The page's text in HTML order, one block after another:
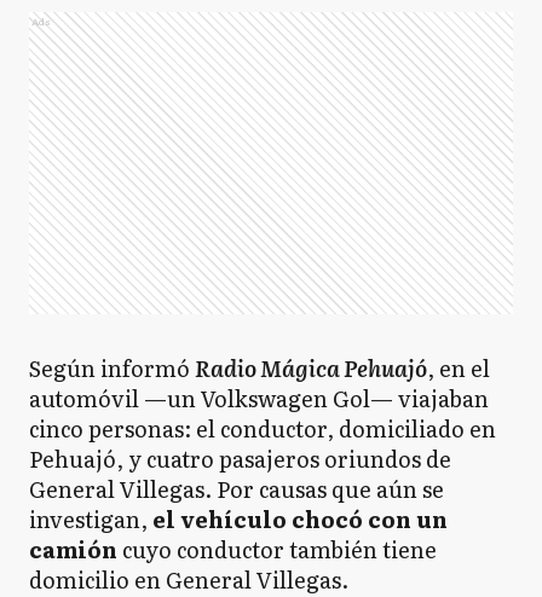
Ads
Según informóRadio Mágica Pehuajó, en el
automóvil —un Volkswagen Gol— viajaban
cinco personas: el conductor, domiciliado en
Pehuajó, y cuatro pasajeros oriundos de
General Villegas. Por causas que aún se
investigan, el vehículo chocó con un
camión cuyo conductor también tiene
domicilio en General Villegas.